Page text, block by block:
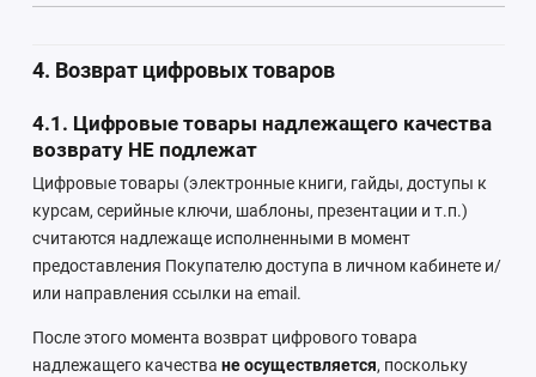
4. Возврат цифровых товаров
4.1. Цифровые товары надлежащего качества
возврату НЕ подлежат
Цифровые товары (электронные книги, гайды, доступы к
курсам, серийные ключи, шаблоны, презентации и т.п.)
считаются надлежаще исполненными в момент
предоставления Покупателю доступа в личном кабинете и/
или направления ссылки на email.
После этого момента возврат цифрового товара
надлежащего качества не осуществляется, поскольку